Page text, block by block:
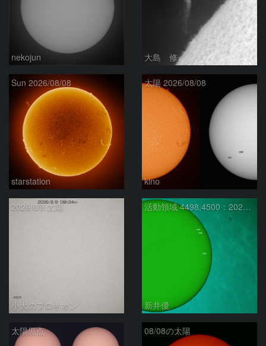
nekojun 大島 修
Sun 2026/08/08
starstation
太陽 2026/08/08
kino
2026/8/8 太陽
小犬のプロキオン
活動領域 4498,4500：2026/08/08
新井優
太陽黒点 08/08の太陽